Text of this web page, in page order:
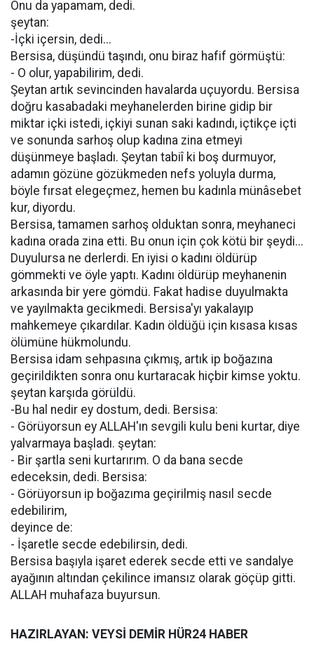
Onu da yapamam, dedi.
şeytan:
-İçki içersin, dedi...
Bersisa, düşündü taşındı, onu biraz hafif görmüştü:
- O olur, yapabilirim, dedi.
Şeytan artık sevincinden havalarda uçuyordu. Bersisa
doğru kasabadaki meyhanelerden birine gidip bir
miktar içki istedi, içkiyi sunan saki kadındı, içtikçe içti
ve sonunda sarhoş olup kadına zina etmeyi
düşünmeye başladı. Şeytan tabiî ki boş durmuyor,
adamın gözüne gözükmeden nefs yoluyla durma,
böyle fırsat elegeçmez, hemen bu kadınla münâsebet
kur, diyordu.
Bersisa, tamamen sarhoş olduktan sonra, meyhaneci
kadına orada zina etti. Bu onun için çok kötü bir şeydi...
Duyulursa ne derlerdi. En iyisi o kadını öldürüp
gömmekti ve öyle yaptı. Kadını öldürüp meyhanenin
arkasında bir yere gömdü. Fakat hadise duyulmakta
ve yayılmakta gecikmedi. Bersisa'yı yakalayıp
mahkemeye çıkardılar. Kadın öldüğü için kısasa kısas
ölümüne hükmolundu.
Bersisa idam sehpasına çıkmış, artık ip boğazına
geçirildikten sonra onu kurtaracak hiçbir kimse yoktu.
şeytan karşıda görüldü.
-Bu hal nedir ey dostum, dedi. Bersisa:
- Görüyorsun ey ALLAH'ın sevgili kulu beni kurtar, diye
yalvarmaya başladı. şeytan:
- Bir şartla seni kurtarırım. O da bana secde
edeceksin, dedi. Bersisa:
- Görüyorsun ip boğazıma geçirilmiş nasıl secde
edebilirim,
deyince de:
- İşaretle secde edebilirsin, dedi.
Bersisa başıyla işaret ederek secde etti ve sandalye
ayağının altından çekilince imansız olarak göçüp gitti.
ALLAH muhafaza buyursun.
HAZIRLAYAN: VEYSİ DEMİR HÜR24 HABER